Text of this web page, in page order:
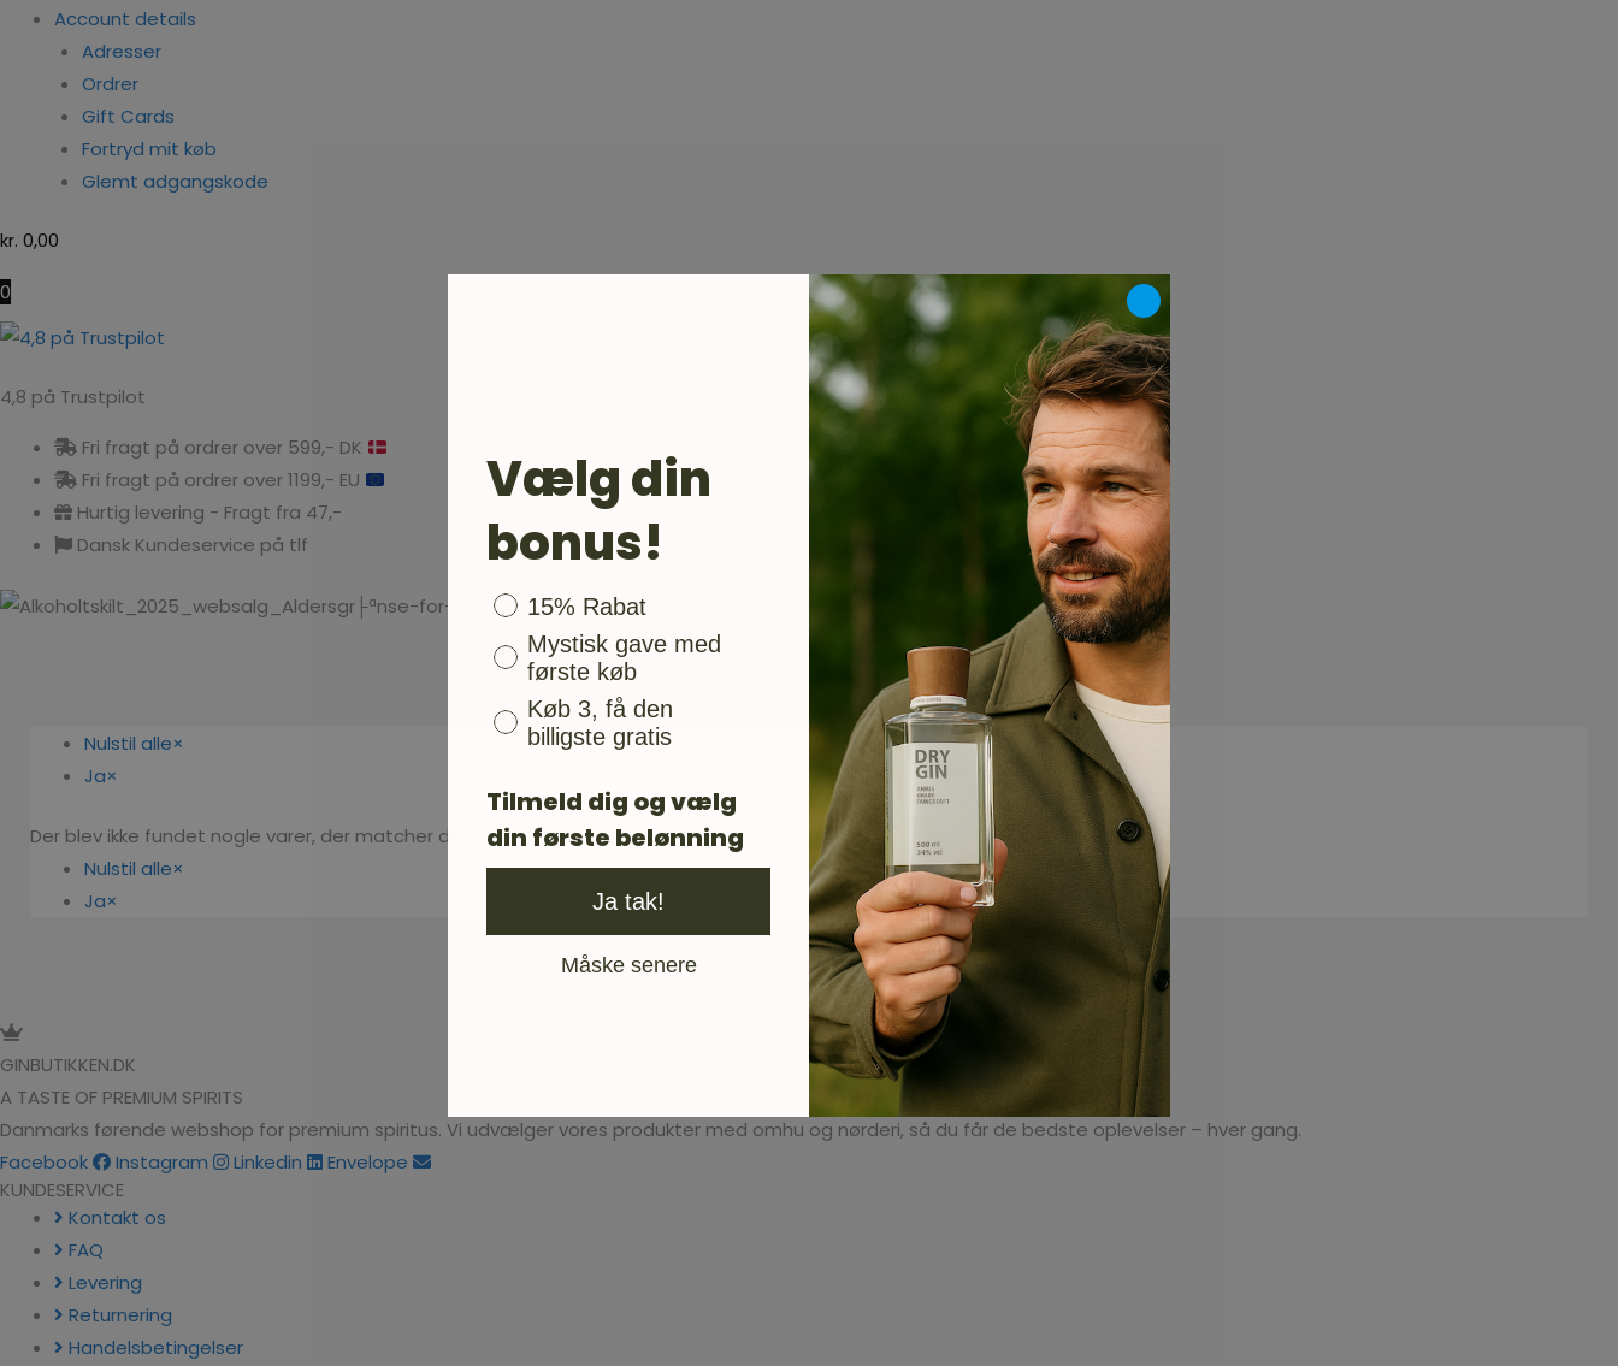
Account details
Adresser
Ordrer
Gift Cards
Fortryd mit køb
Glemt adgangskode
kr. 0,00
0
4,8 på Trustpilot
Fri fragt på ordrer over 599,- DK
Fri fragt på ordrer over 1199,- EU
Hurtig levering - Fragt fra 47,-
Dansk Kundeservice på tlf
Nulstil alle×
Ja×
Der blev ikke fundet nogle varer, der matcher dit valg.
Nulstil alle×
Ja×
GINBUTIKKEN.DK
A TASTE OF PREMIUM SPIRITS
Danmarks førende webshop for premium spiritus. Vi udvælger vores produkter med omhu og nørderi, så du får de bedste oplevelser – hver gang.
Facebook
Instagram Linkedin
Envelope
KUNDESERVICE
Kontakt os
FAQ
Levering
Returnering
Handelsbetingelser
Vælg din
bonus!
Bonusgave
15% Rabat
Mystisk gave med
første køb
Køb 3, få den
billigste gratis
Tilmeld dig og vælg
din første belønning
Ja tak!
Måske senere